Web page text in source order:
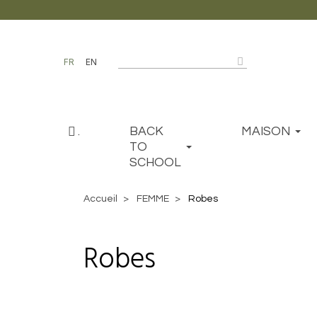
FR EN
.
BACK
TO
SCHOOL
MAISON
Accueil FEMME Robes
Robes